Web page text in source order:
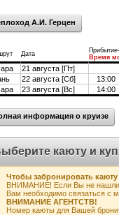
А.И. Герцен
Дата
Время
21 августа [Пт]
22 августа [Сб] 13:00
23 августа [Вс] 14:00
информация о круизе
каюту и
Чтобы забронировать
ВНИМАНИЕ! Если Вы не нашли
Вам необходимо связаться с
ВНИМАНИЕ АГЕНТСТВ!
Номер каюты для Вашей брони